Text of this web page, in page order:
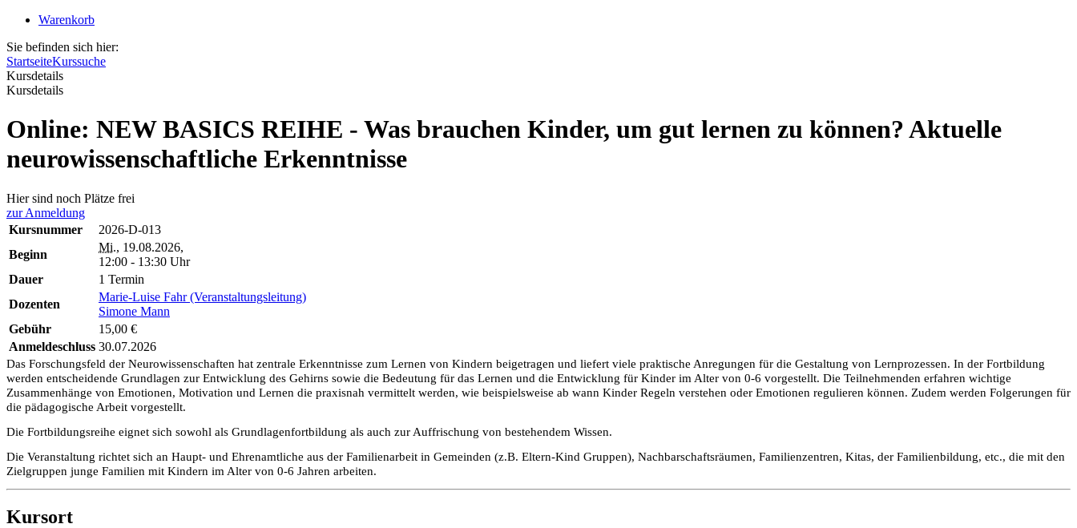
Warenkorb
Sie befinden sich hier:
StartseiteKurssuche
Kursdetails
Kursdetails
Online: NEW BASICS REIHE - Was brauchen Kinder, um gut lernen zu können? Aktuelle
neurowissenschaftliche Erkenntnisse
Hier sind noch Plätze frei
zur Anmeldung
Kursnummer
2026-D-013
Beginn
Mi., 19.08.2026,
12:00 - 13:30 Uhr
Dauer
1 Termin
Dozenten
Marie-Luise Fahr (Veranstaltungsleitung)
Simone Mann
Gebühr
15,00 €
Anmeldeschluss 30.07.2026
Das Forschungsfeld der Neurowissenschaften hat zentrale Erkenntnisse zum Lernen von Kindern beigetragen und liefert viele praktische Anregungen für die Gestaltung von Lernprozessen. In der Fortbildung
werden entscheidende Grundlagen zur Entwicklung des Gehirns sowie die Bedeutung für das Lernen und die Entwicklung für Kinder im Alter von 0-6 vorgestellt. Die Teilnehmenden erfahren wichtige
Zusammenhänge von Emotionen, Motivation und Lernen die praxisnah vermittelt werden, wie beispielsweise ab wann Kinder Regeln verstehen oder Emotionen regulieren können. Zudem werden Folgerungen für
die pädagogische Arbeit vorgestellt.
Die Fortbildungsreihe eignet sich sowohl als Grundlagenfortbildung als auch zur Auffrischung von bestehendem Wissen.
Die Veranstaltung richtet sich an Haupt- und Ehrenamtliche aus der Familienarbeit in Gemeinden (z.B. Eltern-Kind Gruppen), Nachbarschaftsräumen, Familienzentren, Kitas, der Familienbildung, etc., die mit den
Zielgruppen junge Familien mit Kindern im Alter von 0-6 Jahren arbeiten.
Kursort